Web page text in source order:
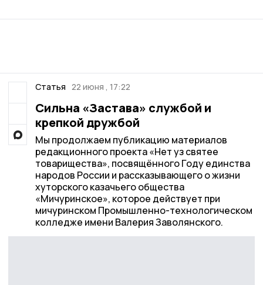
Статья 22 июня , 17:22
Сильна «Застава» службой и
крепкой дружбой
Мы продолжаем публикацию материалов
редакционного проекта «Нет уз святее
товарищества», посвящённого Году единства
народов России и рассказывающего о жизни
хуторского казачьего общества
«Мичуринское», которое действует при
мичуринском Промышленно-технологическом
колледже имени Валерия Заволянского.